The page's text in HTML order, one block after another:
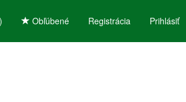
Registrácia Prihlásiť
Obľúbené